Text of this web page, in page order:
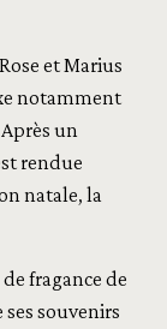
et Marius
notamment
un
rendue
natale, la
fragance de
ses souvenirs